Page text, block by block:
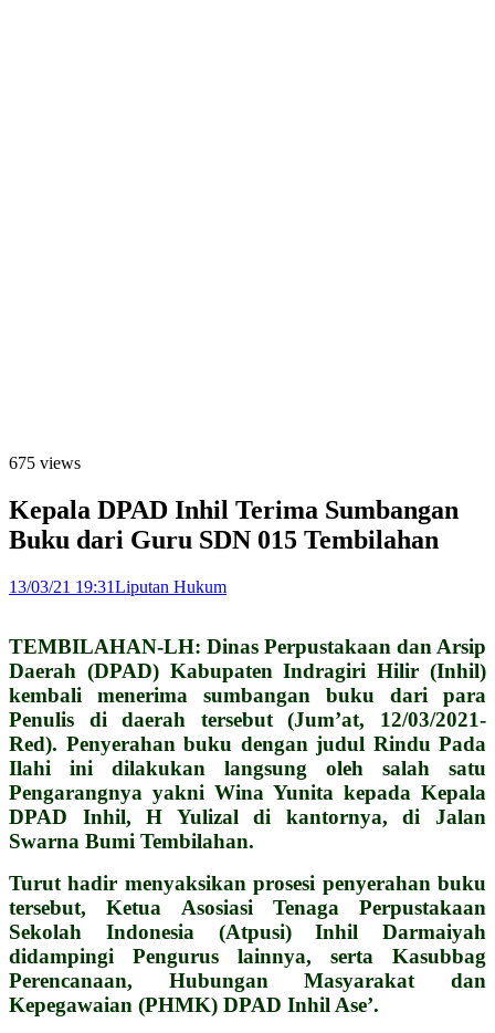
675 views
Kepala DPAD Inhil Terima Sumbangan
Buku dari Guru SDN 015 Tembilahan
13/03/21 19:31Liputan Hukum
TEMBILAHAN-LH: Dinas Perpustakaan dan Arsip
Daerah (DPAD) Kabupaten Indragiri Hilir (Inhil)
kembali menerima sumbangan buku dari para
Penulis di daerah tersebut (Jum’at, 12/03/2021-
Red). Penyerahan buku dengan judul Rindu Pada
Ilahi ini dilakukan langsung oleh salah satu
Pengarangnya yakni Wina Yunita kepada Kepala
DPAD Inhil, H Yulizal di kantornya, di Jalan
Swarna Bumi Tembilahan.
Turut hadir menyaksikan prosesi penyerahan buku
tersebut, Ketua Asosiasi Tenaga Perpustakaan
Sekolah Indonesia (Atpusi) Inhil Darmaiyah
didampingi Pengurus lainnya, serta Kasubbag
Perencanaan, Hubungan Masyarakat dan
Kepegawaian (PHMK) DPAD Inhil Ase’.